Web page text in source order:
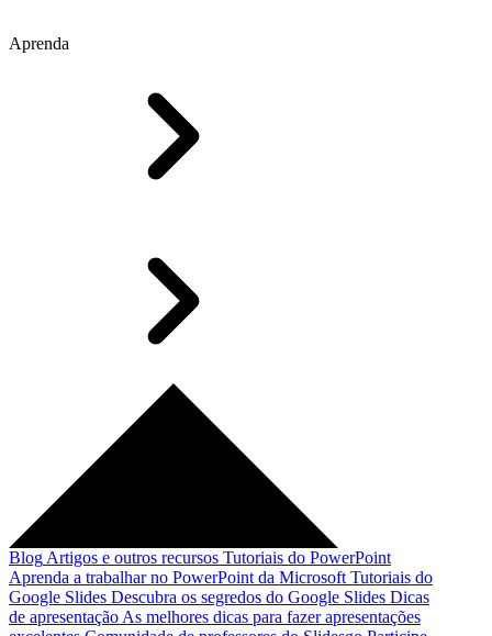
Aprenda
Blog Artigos e outros recursos Tutoriais do PowerPoint
Aprenda a trabalhar no PowerPoint da Microsoft Tutoriais do
Google Slides Descubra os segredos do Google Slides Dicas
de apresentação As melhores dicas para fazer apresentações